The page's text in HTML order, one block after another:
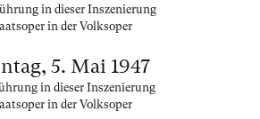
in dieser Inszenierung
in der Volksoper
5. Mai 1947
in dieser Inszenierung
in der Volksoper